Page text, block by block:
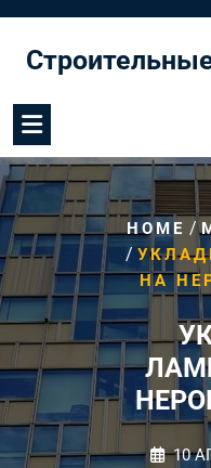
содержимому
HOME /
/
НА
10